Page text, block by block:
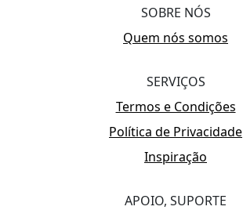
SOBRE NÓS
Quem nós somos
SERVIÇOS
Termos e Condições
Política de Privacidade
Inspiração
APOIO, SUPORTE